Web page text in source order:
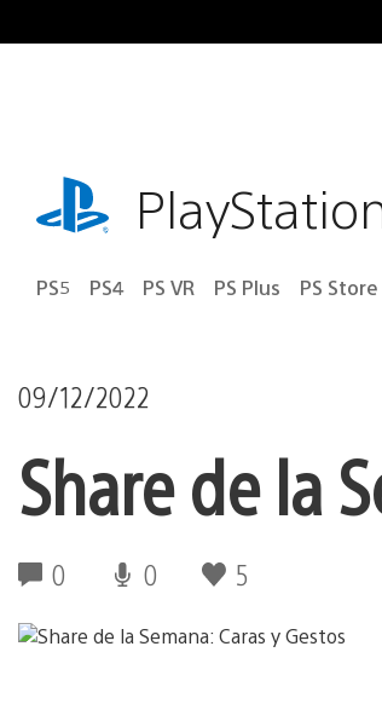
al
playstation.com
PS5 PS4 PS VR PS Plus PS Store
09/12/2022
Share de la
0 0 5